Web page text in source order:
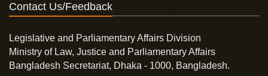
Contact Us/Feedback
Legislative and Parliamentary Affairs Division
Ministry of Law, Justice and Parliamentary Affairs
Bangladesh Secretariat, Dhaka - 1000, Bangladesh.